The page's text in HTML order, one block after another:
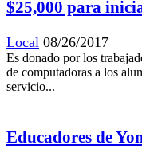
$25,000 para
Local 08/26/2017
Es donado por los
de computadoras a los
servicio...
Educadores de